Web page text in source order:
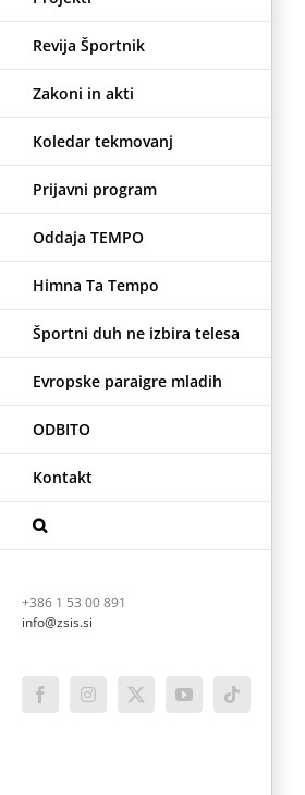
Revija Športnik
Zakoni in akti
Koledar tekmovanj
Prijavni program
Oddaja TEMPO
Himna Ta Tempo
Športni duh ne izbira telesa
Evropske paraigre mladih
ODBITO
Kontakt
+386 1 53 00 891
info@zsis.si
FacebookInstagram
X YouTubeTiktok